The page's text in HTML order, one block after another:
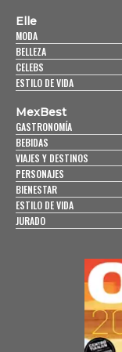
Elle
MODA
BELLEZA
CELEBS
ESTILO DE VIDA
MexBest
GASTRONOMÍA
BEBIDAS
VIAJES Y DESTINOS
PERSONAJES
BIENESTAR
ESTILO DE VIDA
JURADO